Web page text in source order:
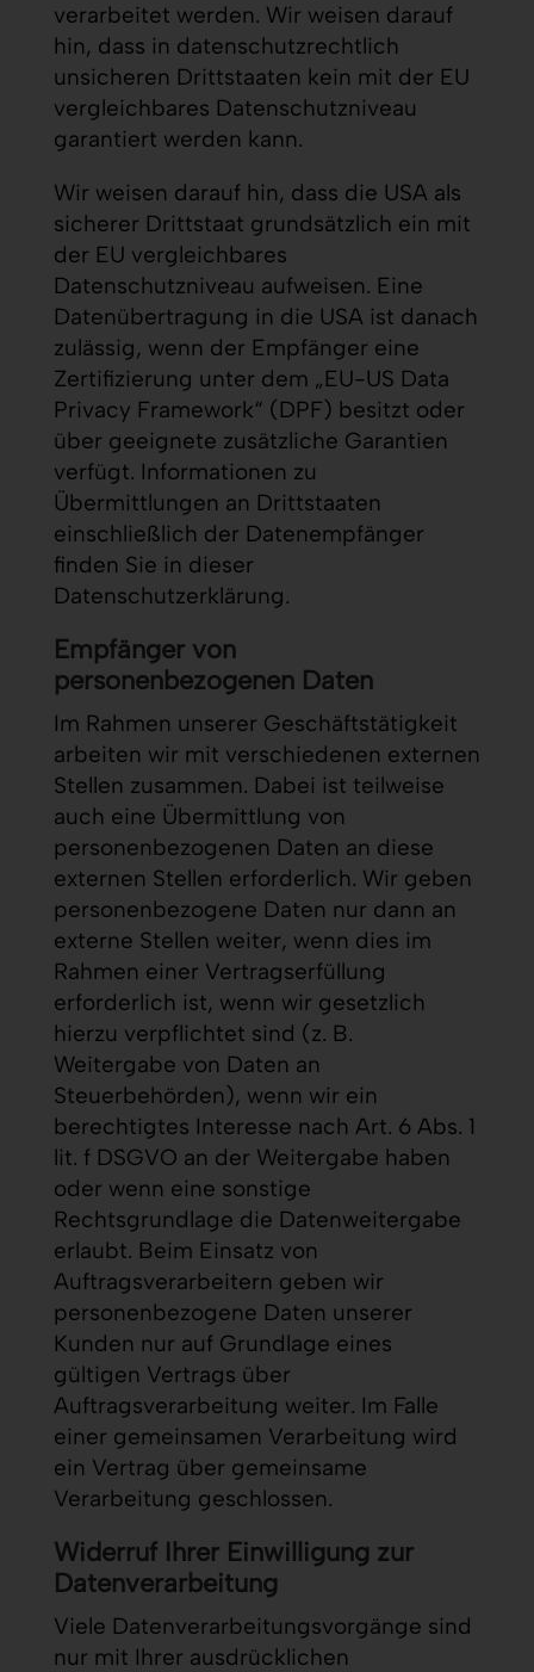
verarbeitet werden. Wir weisen darauf
hin, dass in datenschutzrechtlich
unsicheren Drittstaaten kein mit der EU
vergleichbares Datenschutzniveau
garantiert werden kann.
Wir weisen darauf hin, dass die USA als
sicherer Drittstaat grundsätzlich ein mit
der EU vergleichbares
Datenschutzniveau aufweisen. Eine
Datenübertragung in die USA ist danach
zulässig, wenn der Empfänger eine
Zertifizierung unter dem „EU-US Data
Privacy Framework“ (DPF) besitzt oder
über geeignete zusätzliche Garantien
verfügt. Informationen zu
Übermittlungen an Drittstaaten
einschließlich der Datenempfänger
finden Sie in dieser
Datenschutzerklärung.
Empfänger von
personenbezogenen Daten
Im Rahmen unserer Geschäftstätigkeit
arbeiten wir mit verschiedenen externen
Stellen zusammen. Dabei ist teilweise
auch eine Übermittlung von
personenbezogenen Daten an diese
externen Stellen erforderlich. Wir geben
personenbezogene Daten nur dann an
externe Stellen weiter, wenn dies im
Rahmen einer Vertragserfüllung
erforderlich ist, wenn wir gesetzlich
hierzu verpflichtet sind (z. B.
Weitergabe von Daten an
Steuerbehörden), wenn wir ein
berechtigtes Interesse nach Art. 6 Abs. 1
lit. f DSGVO an der Weitergabe haben
oder wenn eine sonstige
Rechtsgrundlage die Datenweitergabe
erlaubt. Beim Einsatz von
Auftragsverarbeitern geben wir
personenbezogene Daten unserer
Kunden nur auf Grundlage eines
gültigen Vertrags über
Auftragsverarbeitung weiter. Im Falle
einer gemeinsamen Verarbeitung wird
ein Vertrag über gemeinsame
Verarbeitung geschlossen.
Widerruf Ihrer Einwilligung zur
Datenverarbeitung
Viele Datenverarbeitungsvorgänge sind
nur mit Ihrer ausdrücklichen